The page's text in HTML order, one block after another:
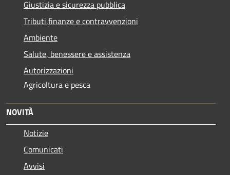
Giustizia e sicurezza pubblica
Tributi,finanze e contravvenzioni
Ambiente
Salute, benessere e assistenza
Autorizzazioni
Agricoltura e pesca
NOVITÀ
Notizie
Comunicati
Avvisi